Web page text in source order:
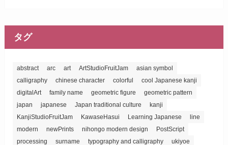
タグ
abstract arc art ArtStudioFruitJam
asian symbol
calligraphy
chinese character colorful
cool Japanese kanji
digitalArt
family name geometric figure
geometric pattern
japan
japanese Japan traditional culture
kanji
KanjiStudioFruitJam
KawaseHasui Learning Japanese
line
modern
newPrints nihongo modern design
PostScript
processing
surname typography and calligraphy
ukiyoe